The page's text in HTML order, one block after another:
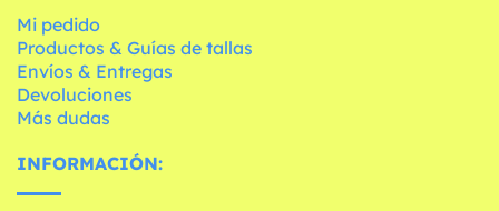
Mi pedido
Productos & Guías de tallas
Envíos & Entregas
Devoluciones
Más dudas
INFORMACIÓN: